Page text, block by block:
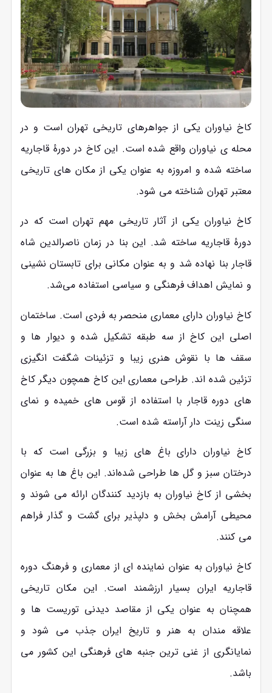
کاخ نیاوران یکی از جواهرهای تاریخی تهران است و در
محله ‌ی نیاوران واقع شده است. این کاخ در دورهٔ قاجاریه
ساخته شده و امروزه به عنوان یکی از مکان ‌های تاریخی
معتبر تهران شناخته می ‌شود.
کاخ نیاوران یکی از آثار تاریخی مهم تهران است که در
دورهٔ قاجاریه ساخته شد. این بنا در زمان ناصرالدین ‌شاه
قاجار بنا نهاده شد و به عنوان مکانی برای تابستان ‌نشینی
و نمایش اهداف فرهنگی و سیاسی استفاده می‌شد.
کاخ نیاوران دارای معماری منحصر به فردی است. ساختمان
اصلی این کاخ از سه طبقه تشکیل شده و دیوار ها و
سقف ‌ها با نقوش هنری زیبا و تزئینات شگفت‌ انگیزی
تزئین شده‌ اند. طراحی معماری این کاخ همچون دیگر کاخ‌
های دوره قاجار با استفاده از قوس‌ های خمیده و نمای
سنگی زینت ‌دار آراسته شده است.
کاخ نیاوران دارای باغ‌ های زیبا و بزرگی است که با
درختان سبز و گل ‌ها طراحی شده‌اند. این باغ ‌ها به عنوان
بخشی از کاخ نیاوران به بازدید کنندگان ارائه می ‌شوند و
محیطی آرامش ‌بخش و دلپذیر برای گشت و گذار فراهم
می ‌کنند.
کاخ نیاوران به عنوان نماینده ‌ای از معماری و فرهنگ دوره
قاجاریه ایران بسیار ارزشمند است. این مکان تاریخی
همچنان به عنوان یکی از مقاصد دیدنی توریست ‌ها و
علاقه ‌مندان به هنر و تاریخ ایران جذب می ‌شود و
نمایانگری از غنی ‌ترین جنبه ‌های فرهنگی این کشور می‌
باشد.